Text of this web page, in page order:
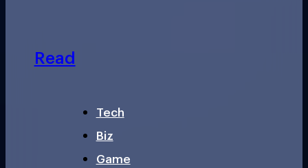
Read
Tech
Biz
Game